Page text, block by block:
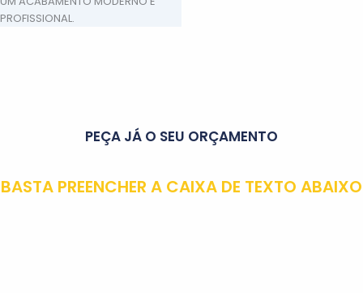
PROFISSIONAL.
PEÇA JÁ O SEU ORÇAMENTO
BASTA PREENCHER A CAIXA DE TEXTO ABAIXO